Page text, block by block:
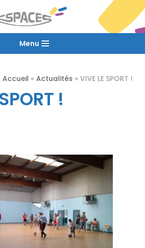
Menu
Accueil » Actualités » VIVE LE SPORT !
!